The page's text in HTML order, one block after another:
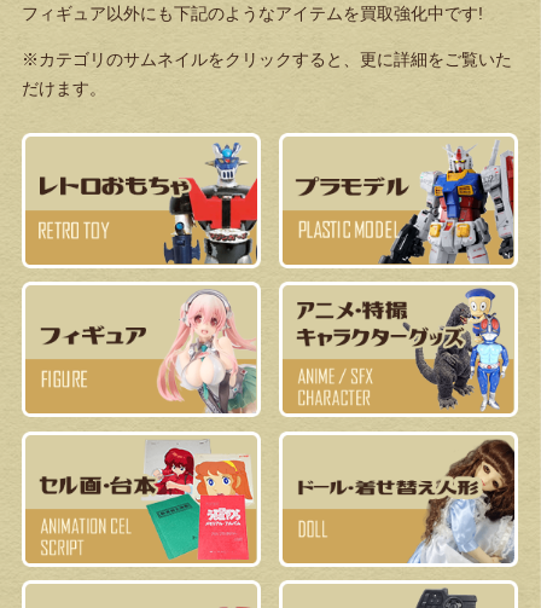
フィギュア以外にも下記のようなアイテムを買取強化中です!
※カテゴリのサムネイルをクリックすると、更に詳細をご覧いた
だけます。